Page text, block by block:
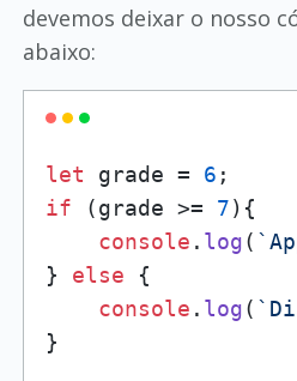
devemos deixar o nosso
abaixo:
let grade = 6
if (grade >= 7){
console . log(
} else {
console . log(